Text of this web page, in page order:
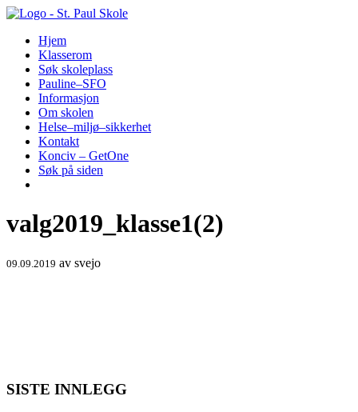
Hopp
innholdHjem
Klasserom
Søk skoleplass
Pauline–SFO
Informasjon
Om skolen
Helse–miljø–sikkerhet
Kontakt
Konciv – GetOne
Søk på siden
valg2019_klasse1(2)
09.09.2019 av svejo
SISTE INNLEGG